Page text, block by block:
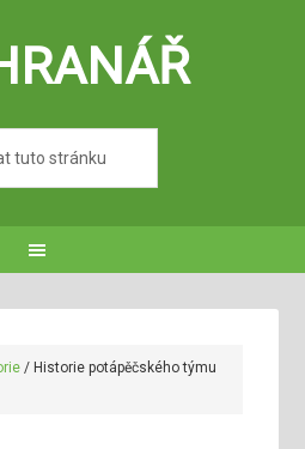
/ Historie potápěčského týmu